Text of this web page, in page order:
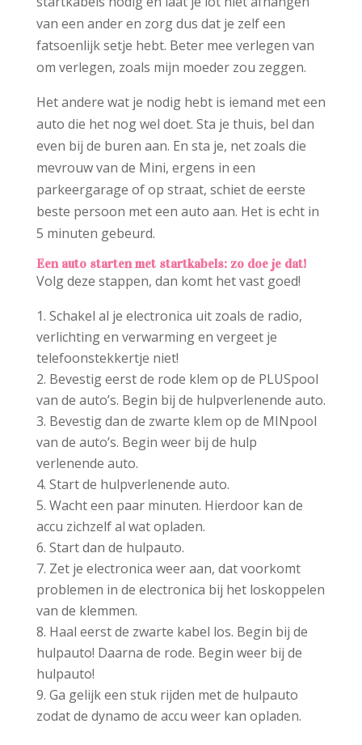
van een ander en zorg dus dat je zelf een
fatsoenlijk setje hebt. Beter mee verlegen van
om verlegen, zoals mijn moeder zou zeggen.
Het andere wat je nodig hebt is iemand met een
auto die het nog wel doet. Sta je thuis, bel dan
even bij de buren aan. En sta je, net zoals die
mevrouw van de Mini, ergens in een
parkeergarage of op straat, schiet de eerste
beste persoon met een auto aan. Het is echt in
5 minuten gebeurd.
Een auto starten met startkabels: zo doe je dat!
Volg deze stappen, dan komt het vast goed!
Schakel al je electronica uit zoals de radio,
verlichting en verwarming en vergeet je
telefoonstekkertje niet!
Bevestig eerst de rode klem op de PLUSpool
van de auto’s. Begin bij de hulpverlenende auto.
Bevestig dan de zwarte klem op de MINpool
van de auto’s. Begin weer bij de hulp
verlenende auto.
Start de hulpverlenende auto.
Wacht een paar minuten. Hierdoor kan de
accu zichzelf al wat opladen.
Start dan de hulpauto.
Zet je electronica weer aan, dat voorkomt
problemen in de electronica bij het loskoppelen
van de klemmen.
Haal eerst de zwarte kabel los. Begin bij de
hulpauto! Daarna de rode. Begin weer bij de
hulpauto!
Ga gelijk een stuk rijden met de hulpauto
zodat de dynamo de accu weer kan opladen.